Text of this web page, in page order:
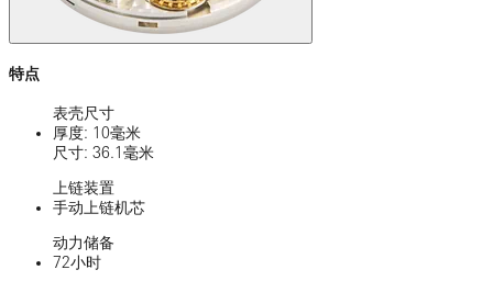
特点
表壳尺寸
厚度: 10毫米
尺寸: 36.1毫米
上链装置
手动上链机芯
动力储备
72小时